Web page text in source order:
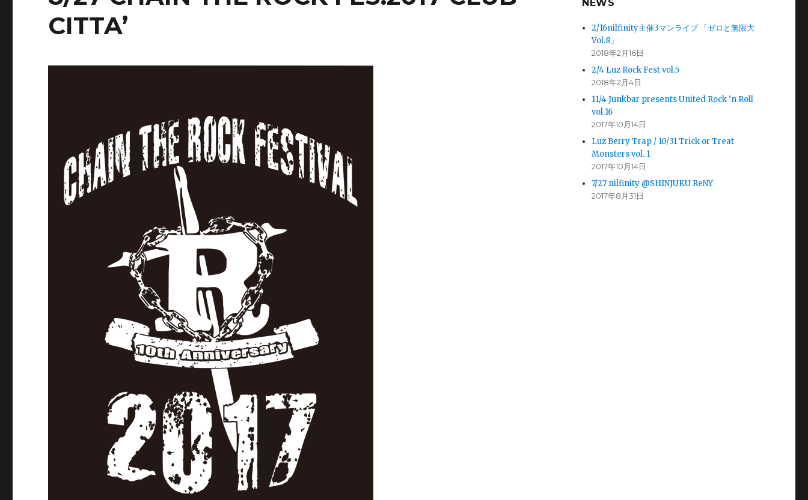
CITTA’
NEWS
2/16nilfinity主催3マンライブ 「ゼロと無限大
Vol.8」
2018年2月16日
2/4 Luz Rock Fest vol.5
2018年2月4日
11/4 Junkbar presents United Rock ‘n Roll
vol.16
2017年10月14日
Luz Berry Trap / 10/31 Trick or Treat
Monsters vol. 1
2017年10月14日
7/27 nilfinity @SHINJUKU ReNY
2017年8月31日